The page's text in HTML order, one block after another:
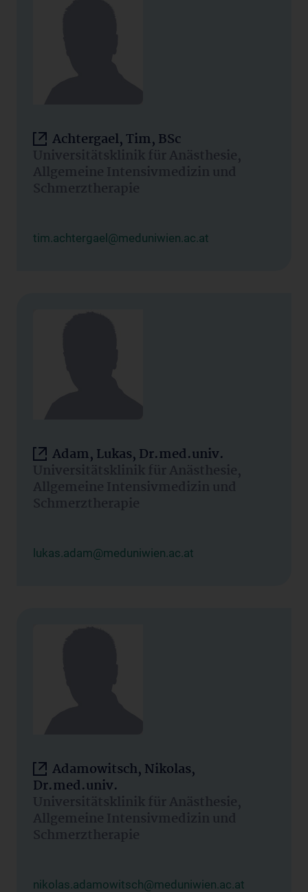
Achtergael, Tim, BSc
Universitätsklinik für Anästhesie,
Allgemeine Intensivmedizin und
Schmerztherapie
tim.achtergael@meduniwien.ac.at
Adam, Lukas, Dr.med.univ.
Universitätsklinik für Anästhesie,
Allgemeine Intensivmedizin und
Schmerztherapie
lukas.adam@meduniwien.ac.at
Adamowitsch, Nikolas,
Dr.med.univ.
Universitätsklinik für Anästhesie,
Allgemeine Intensivmedizin und
Schmerztherapie
nikolas.adamowitsch@meduniwien.ac.at